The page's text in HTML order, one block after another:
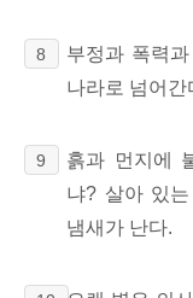
8
부정과 폭력
나라로 넘어간
9
흙과 먼지에
냐? 살아 있
냄새가 난다.